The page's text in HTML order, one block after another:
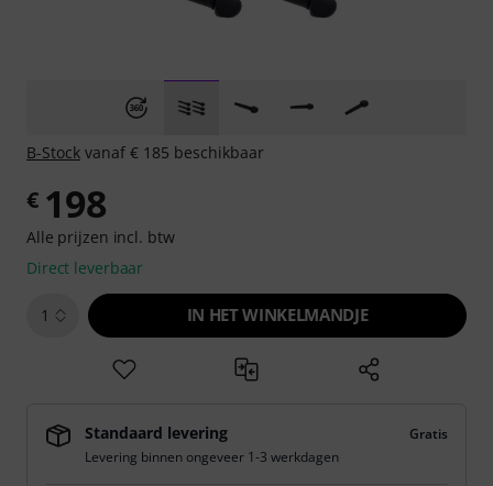
B-Stock vanaf € 185 beschikbaar
€ 198
Alle prijzen incl. btw
Direct leverbaar
1 IN HET WINKELMANDJE
Standaard levering
Gratis
Levering binnen ongeveer 1-3 werkdagen